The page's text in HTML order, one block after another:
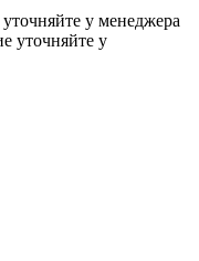
у менеджера
уточняйте у